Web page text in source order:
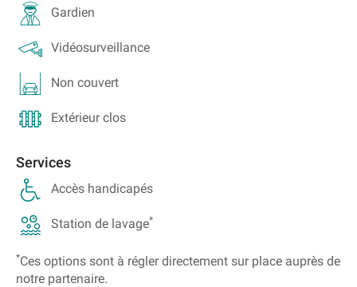
Gardien
Vidéosurveillance
Non couvert
Extérieur clos
Services
Accès handicapés
Station de lavage*
*Ces options sont à régler directement sur place auprès de
notre partenaire.